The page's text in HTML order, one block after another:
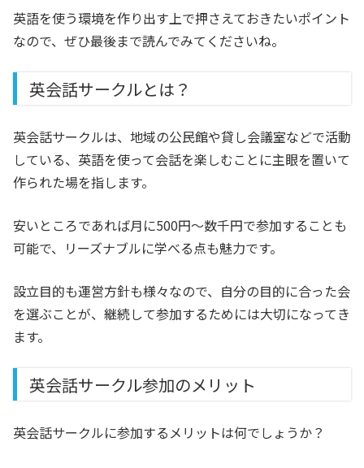
英語を使う環境を作り出す上で押さえておきたいポイント
なので、ぜひ最後まで読んでみてくださいね。
英会話サークルとは？
英会話サークルは、地域の公民館や貸し会議室などで活動
している、英語を使って会話を楽しむことに主眼を置いて
作られた場を指します。
安いところであれば月に500円〜数千円で参加することも
可能で、リーズナブルに学べる点も魅力です。
設立目的も運営方針も様々なので、自分の目的に合った会
を選ぶことが、継続して参加するためには大切になってき
ます。
英会話サークル参加のメリット
英会話サークルに参加するメリットは何でしょうか？